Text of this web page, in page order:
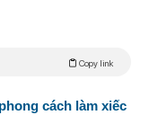
Copy link
cách làm xiếc